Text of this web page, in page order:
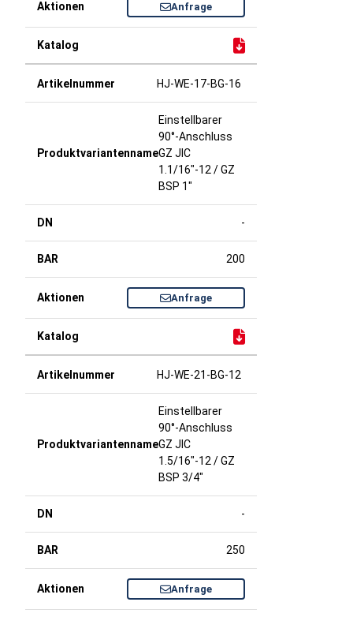
Anfrage
HJ-WE-17-BG-16
Einstellbarer
90°-Anschluss
GZ JIC
1.1/16"-12 / GZ
BSP 1"
-
200
Anfrage
HJ-WE-21-BG-12
Einstellbarer
90°-Anschluss
GZ JIC
1.5/16"-12 / GZ
BSP 3/4"
-
250
Anfrage